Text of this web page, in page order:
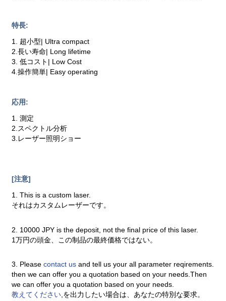
特長:
1. 超小型| Ultra compact
2.長い寿命| Long lifetime
3. 低コスト| Low Cost
4.操作簡単| Easy operating
応用:
1. 測定
2.スペクトル分析
3.レーザー照明ショー
[注意]
1. This is a custom laser.
それはカスタムレーザーです。
2. 10000 JPY is the deposit, not the final price of this laser.
1万円の頭金、この制品の最終価格ではない。
3. Pleasecontact usand tell us your all parameter reqirements.
then we can offer you a quotation based on your needs.Then
we can offer you a quotation based on your needs.
教えてください,を出力したい場合は、あなたの特別な要求。